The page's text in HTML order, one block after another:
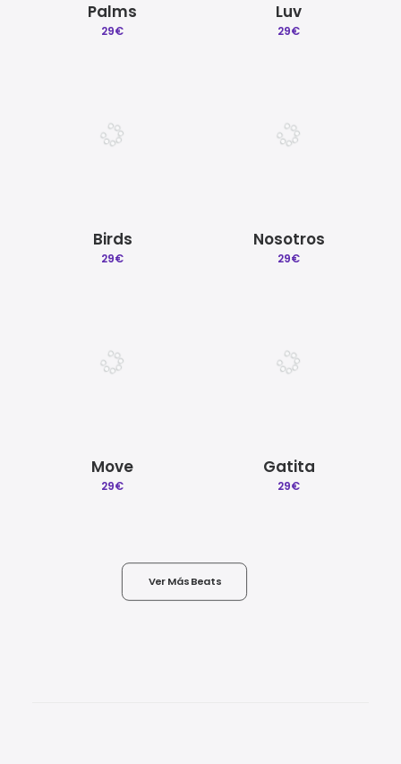
Palms
29€
Luv
29€
Birds
29€
Nosotros
29€
Move
29€
Gatita
29€
Ver Más Beats